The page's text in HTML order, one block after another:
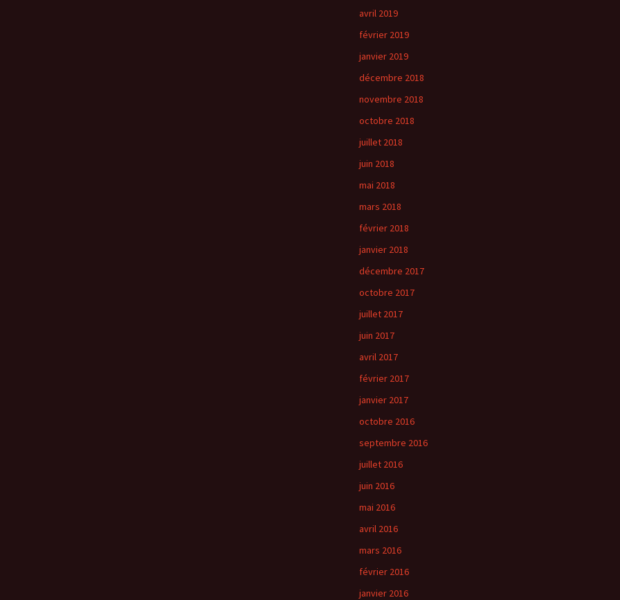
avril 2019
février 2019
janvier 2019
décembre 2018
novembre 2018
octobre 2018
juillet 2018
juin 2018
mai 2018
mars 2018
février 2018
janvier 2018
décembre 2017
octobre 2017
juillet 2017
juin 2017
avril 2017
février 2017
janvier 2017
octobre 2016
septembre 2016
juillet 2016
juin 2016
mai 2016
avril 2016
mars 2016
février 2016
janvier 2016